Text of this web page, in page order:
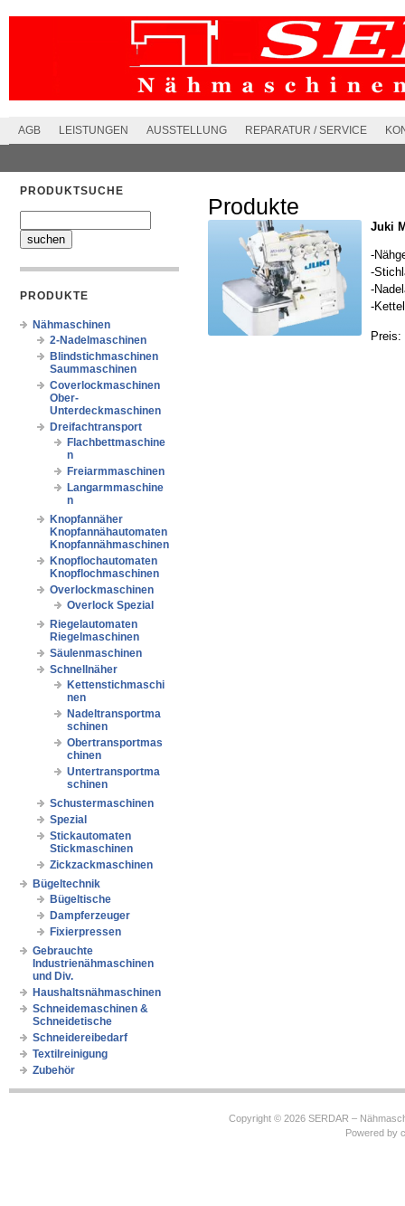
AGB LEISTUNGEN AUSSTELLUNG REPARATUR / SERVICE
PRODUKTSUCHE
PRODUKTE
Nähmaschinen
2-Nadelmaschinen
Blindstichmaschinen
Saummaschinen
Coverlockmaschinen
Ober-
Unterdeckmaschinen
Dreifachtransport
Flachbettmaschine
n
Freiarmmaschinen
Langarmmaschine
n
Knopfannäher
Knopfannähautomaten
Knopfannähmaschinen
Knopflochautomaten
Knopflochmaschinen
Overlockmaschinen
Overlock Spezial
Riegelautomaten
Riegelmaschinen
Säulenmaschinen
Schnellnäher
Kettenstichmaschi
nen
Nadeltransportma
schinen
Obertransportmas
chinen
Untertransportma
schinen
Schustermaschinen
Spezial
Stickautomaten
Stickmaschinen
Zickzackmaschinen
Bügeltechnik
Bügeltische
Dampferzeuger
Fixierpressen
Gebrauchte
Industrienähmaschinen
und Div.
Haushaltsnähmaschinen
Schneidemaschinen &
Schneidetische
Schneidereibedarf
Textilreinigung
Zubehör
Produkte
Juki
-
-
-
-
Preis:
Copyright © 2026 SERDAR –
Powered by